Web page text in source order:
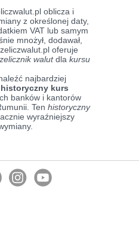
oblicza i
z określonej daty,
VAT lub samym
mnożył, dodawał,
oferuje
walutdla kursu
najbardziej
historyczny kurs
banków i kantorów
Ten historyczny
wyraźniejszy